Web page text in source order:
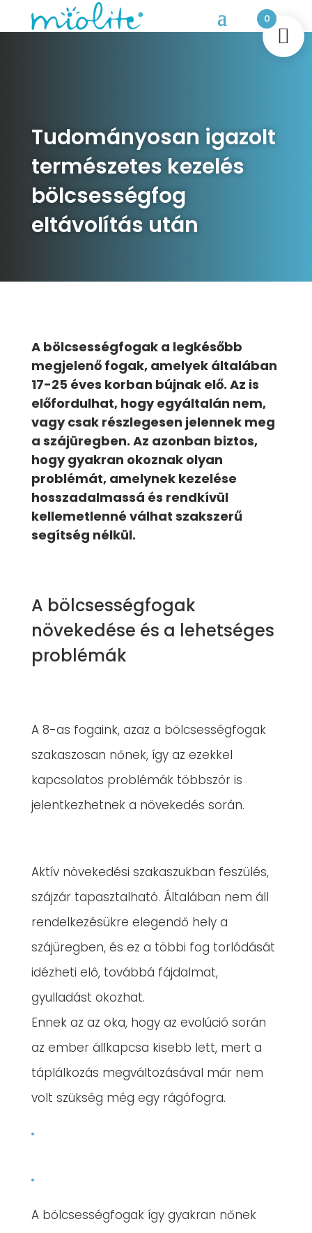
Tudományosan igazolt
természetes kezelés
bölcsességfog
eltávolítás után
A bölcsességfogak a legkésőbb
megjelenő fogak, amelyek általában
17-25 éves korban bújnak elő. Az is
előfordulhat, hogy egyáltalán nem,
vagy csak részlegesen jelennek meg
a szájüregben. Az azonban biztos,
hogy gyakran okoznak olyan
problémát, amelynek kezelése
hosszadalmassá és rendkívül
kellemetlenné válhat szakszerű
segítség nélkül.
A bölcsességfogak
növekedése és a lehetséges
problémák
A 8-as fogaink, azaz a bölcsességfogak
szakaszosan nőnek, így az ezekkel
kapcsolatos problémák többször is
jelentkezhetnek a növekedés során.
Aktív növekedési szakaszukban feszülés,
szájzár tapasztalható. Általában nem áll
rendelkezésükre elegendő hely a
szájüregben, és ez a többi fog torlódását
idézheti elő, továbbá fájdalmat,
gyulladást okozhat.
Ennek az az oka, hogy az evolúció során
az ember állkapcsa kisebb lett, mert a
táplálkozás megváltozásával már nem
volt szükség még egy rágófogra.
A bölcsességfogak így gyakran nőnek
0